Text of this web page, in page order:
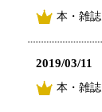
本・雑
2019/03/11
本・雑